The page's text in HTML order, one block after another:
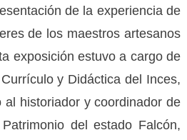
de la experiencia de
de los maestros artesanos
exposición estuvo a cargo de
y Didáctica del Inces,
al historiador y coordinador de
del estado Falcón,